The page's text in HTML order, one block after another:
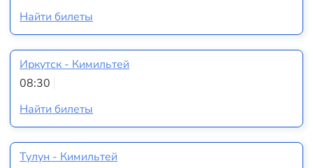
Найти билеты
Иркутск - Кимильтей
08:30
Найти билеты
Тулун - Кимильтей